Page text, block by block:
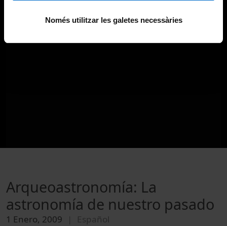
Només utilitzar les galetes necessàries
Arqueoastronomía: La
astronomía de nuestro pasado
1 Enero, 2009 Español